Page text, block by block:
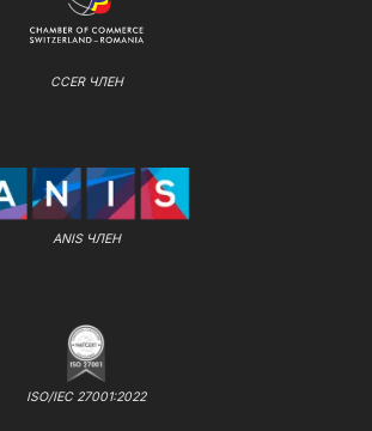
CCER ЧЛЕН
ANIS ЧЛЕН
ISO/IEC 27001:2022